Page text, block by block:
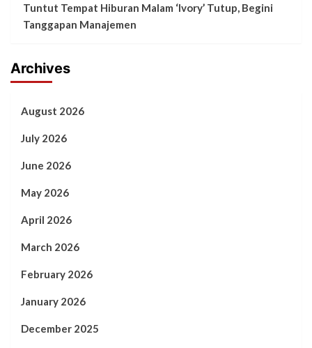
Tuntut Tempat Hiburan Malam ‘Ivory’ Tutup, Begini
Tanggapan Manajemen
Archives
August 2026
July 2026
June 2026
May 2026
April 2026
March 2026
February 2026
January 2026
December 2025